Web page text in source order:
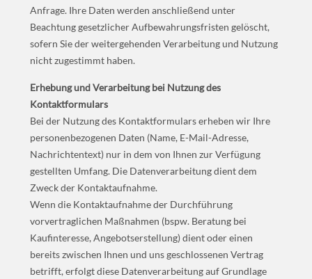
Anfrage. Ihre Daten werden anschließend unter
Beachtung gesetzlicher Aufbewahrungsfristen gelöscht,
sofern Sie der weitergehenden Verarbeitung und Nutzung
nicht zugestimmt haben.
Erhebung und Verarbeitung bei Nutzung des
Kontaktformulars
Bei der Nutzung des Kontaktformulars erheben wir Ihre
personenbezogenen Daten (Name, E-Mail-Adresse,
Nachrichtentext) nur in dem von Ihnen zur Verfügung
gestellten Umfang. Die Datenverarbeitung dient dem
Zweck der Kontaktaufnahme.
Wenn die Kontaktaufnahme der Durchführung
vorvertraglichen Maßnahmen (bspw. Beratung bei
Kaufinteresse, Angebotserstellung) dient oder einen
bereits zwischen Ihnen und uns geschlossenen Vertrag
betrifft, erfolgt diese Datenverarbeitung auf Grundlage